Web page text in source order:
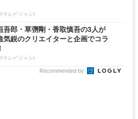
テレビジョン)
吾郎・草彅剛・香取慎吾の3人が
気鋭のクリエイターと企画でコラ
テレビジョン)
Recommended by